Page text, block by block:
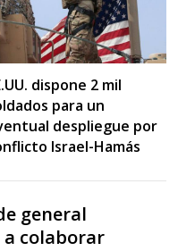
dispone 2 mil
para un
despliegue por
Israel-Hamás
general
colaborar